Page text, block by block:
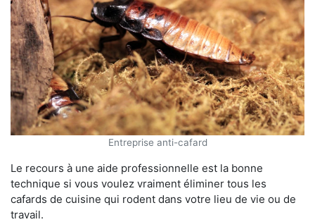
Entreprise anti-cafard
Le recours à une aide professionnelle est la bonne
technique si vous voulez vraiment éliminer tous les
cafards de cuisine qui rodent dans votre lieu de vie ou de
travail.